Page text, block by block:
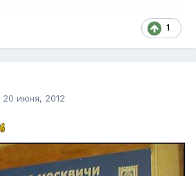
1
20 июня, 2012